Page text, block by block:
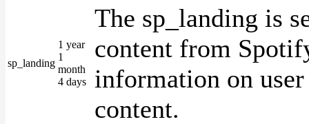
sp_landing
1 year
1
month
4 days
The sp_landing is
content from
information on
content.